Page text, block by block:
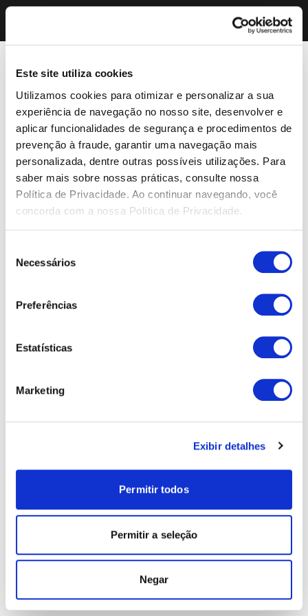
Este site utiliza cookies
Utilizamos cookies para otimizar e personalizar a sua
experiência de navegação no nosso site, desenvolver e
aplicar funcionalidades de segurança e procedimentos de
prevenção à fraude, garantir uma navegação mais
personalizada, dentre outras possíveis utilizações. Para
saber mais sobre nossas práticas, consulte nossa
Política de Privacidade. Ao continuar navegando, você
concorda com a nossa Política de Privacidade.
Necessários
Preferências
Estatísticas
Marketing
Exibir detalhes
Permitir todos
Permitir a seleção
Negar